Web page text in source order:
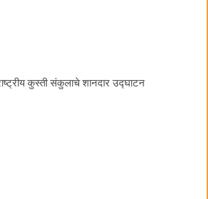
कुस्ती संकुलाचे शानदार उद्घाटन